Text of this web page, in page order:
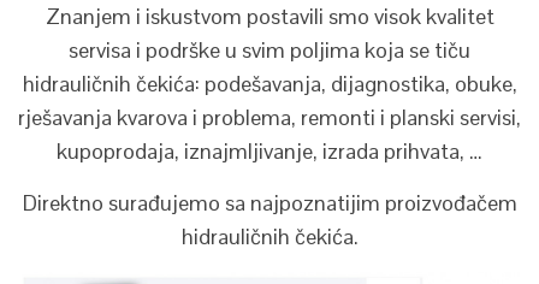
Znanjem i iskustvom postavili smo visok kvalitet
servisa i podrške u svim poljima koja se tiču
hidrauličnih čekića: podešavanja, dijagnostika, obuke,
rješavanja kvarova i problema, remonti i planski servisi,
kupoprodaja, iznajmljivanje, izrada prihvata, …
Direktno surađujemo sa najpoznatijim proizvođačem
hidrauličnih čekića.